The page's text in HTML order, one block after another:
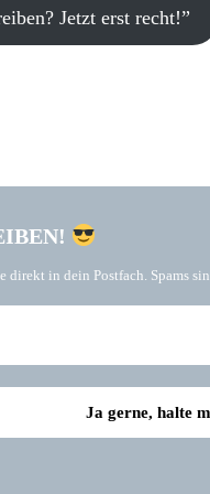
Jetzt erst recht!”
in dein Postfach. Spams